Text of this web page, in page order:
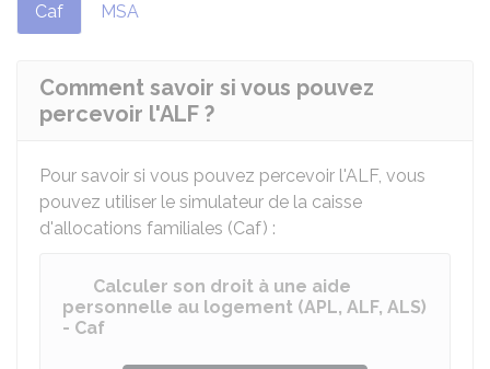
Caf MSA
Comment savoir si vous pouvez
percevoir l'ALF ?
Pour savoir si vous pouvez percevoir l'ALF, vous
pouvez utiliser le simulateur de la caisse
d'allocations familiales (Caf) :
Calculer son droit à une aide
personnelle au logement (APL, ALF, ALS)
- Caf